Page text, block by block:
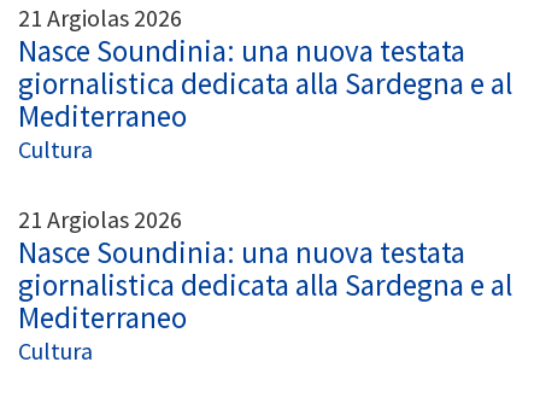
21 Argiolas 2026
Nasce Soundinia: una nuova testata
giornalistica dedicata alla Sardegna e al
Mediterraneo
Cultura
21 Argiolas 2026
Nasce Soundinia: una nuova testata
giornalistica dedicata alla Sardegna e al
Mediterraneo
Cultura